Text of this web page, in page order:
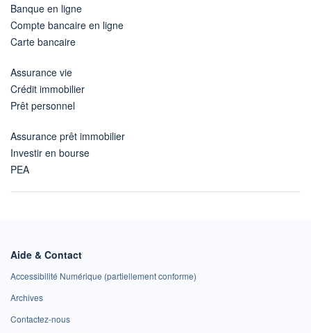
Banque en ligne
Compte bancaire en ligne
Carte bancaire
Assurance vie
Crédit immobilier
Prêt personnel
Assurance prêt immobilier
Investir en bourse
PEA
Aide & Contact
Accessibilité Numérique (partiellement conforme)
Archives
Contactez-nous